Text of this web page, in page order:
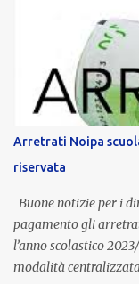
dedicato alle donne
normativa nazionale
supporto in
è un unicum in Italia:
Provincia autonoma
stipendio nazionale
dall’autonomia
compenso
aggiornata
Arretrati Noipa
riservata
Buone notizie per i
pagamento gli
l’anno scolastico
modalità